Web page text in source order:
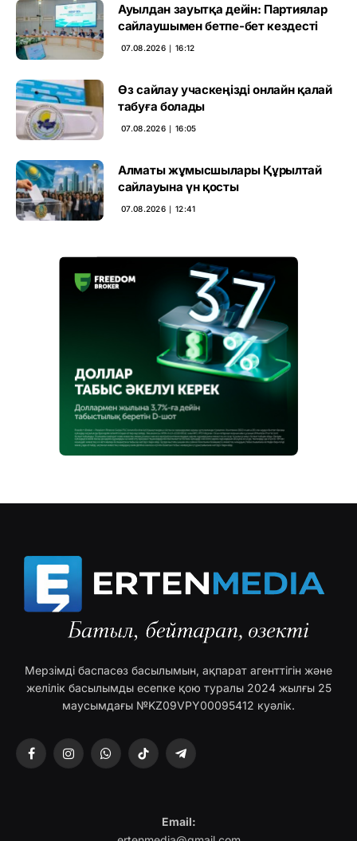
Ауылдан зауытқа дейін: Партиялар
сайлаушымен бетпе-бет кездесті
07.08.2026 ∣ 16:12
Өз сайлау учаскеңізді онлайн қалай
табуға болады
07.08.2026 ∣ 16:05
Алматы жұмысшылары Құрылтай
сайлауына үн қосты
07.08.2026 ∣ 12:41
Мерзімді баспасөз басылымын, ақпарат агенттігін және
желілік басылымды есепке қою туралы 2024 жылғы 25
маусымдағы №KZ09VPY00095412 куәлік.
FacebookInstagramWhatsAppTikTok Telegram
Email: